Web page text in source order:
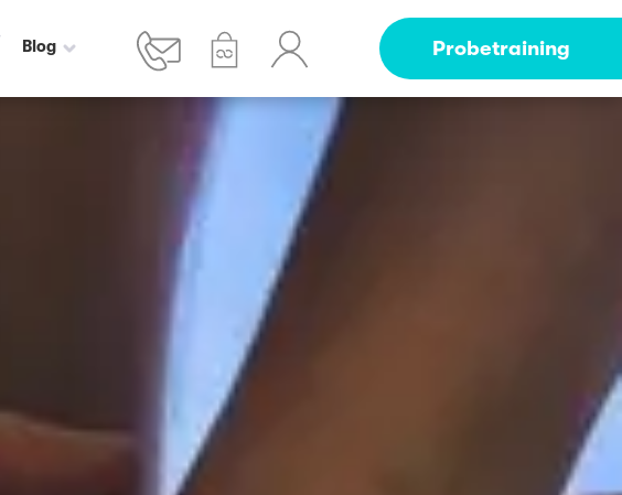
Blog Probetraining